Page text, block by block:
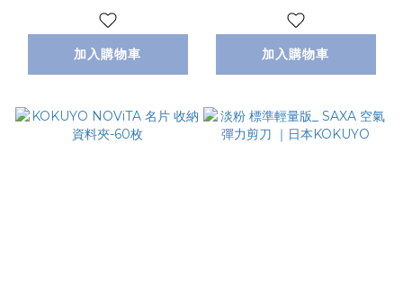
加入購物車 加入購物車